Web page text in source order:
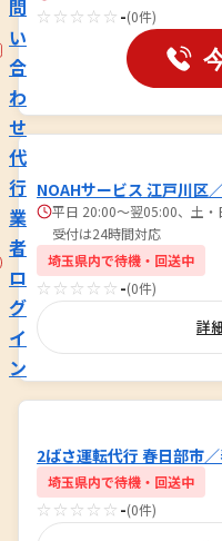
問
い
合
わ
せ
代
行
業
者
ロ
グ
イ
ン
☆☆☆☆☆ -(0件)
NOAHサービス 江戸川区
平日 20:00～翌05:00、土
受付は24時間対応
埼玉県内で待機・回送中
☆☆☆☆☆ -(0件)
詳
2ばさ運転代行 春日部市
埼玉県内で待機・回送中
☆☆☆☆☆ -(0件)